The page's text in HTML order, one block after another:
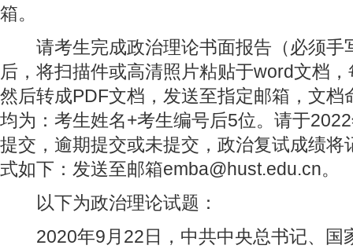
箱。
请考生完成政治理论书面报告（必须手
后，将扫描件或高清照片粘贴于word文档
然后转成PDF文档，发送至指定邮箱，文档
均为：考生姓名+考生编号后5位。请于
提交，逾期提交或未提交，政治复试成绩将
式如下：发送至邮箱emba@hust.edu.cn。
以下为政治理论试题：
2020年9月22日，中共中央总书记、国